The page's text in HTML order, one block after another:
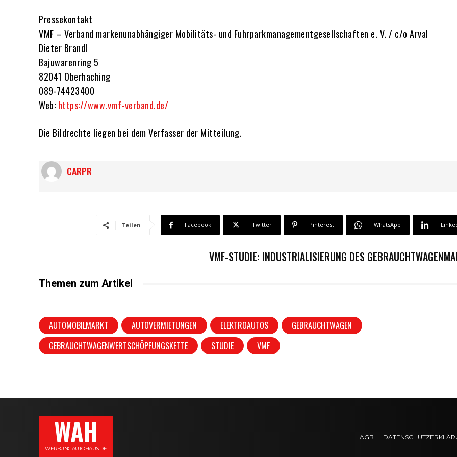
Pressekontakt
VMF – Verband markenunabhängiger Mobilitäts- und Fuhrparkmanagementgesellschaften e. V. / c/o Arval
Dieter Brandl
Bajuwarenring 5
82041 Oberhaching
089-74423400
Web: https://www.vmf-verband.de/
Die Bildrechte liegen bei dem Verfasser der Mitteilung.
CARPR
Teilen Facebook Twitter Pinterest WhatsApp
VMF-STUDIE: INDUSTRIALISIERUNG DES
Themen zum Artikel
AUTOMOBILMARKT AUTOVERMIETUNGEN ELEKTROAUTOS
GEBRAUCHTWAGEN
GEBRAUCHTWAGENWERTSCHÖPFUNGSKETTE
STUDIE VMF
WAH
WERBUNGAUTOHAUS.DE
AGB